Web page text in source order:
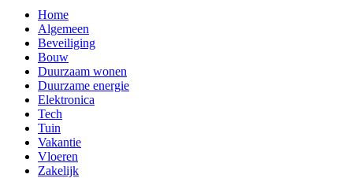
Home
Algemeen
Beveiliging
Bouw
Duurzaam wonen
Duurzame energie
Elektronica
Tech
Tuin
Vakantie
Vloeren
Zakelijk